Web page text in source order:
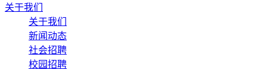
关于我们
关于我们
新闻动态
社会招聘
校园招聘